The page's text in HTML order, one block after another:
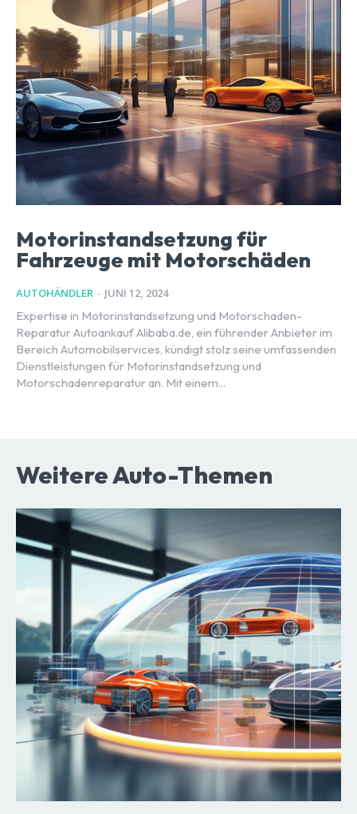
Motorinstandsetzung für
Fahrzeuge mit Motorschäden
AUTOHÄNDLER - JUNI 12, 2024
Expertise in Motorinstandsetzung und Motorschaden-
Reparatur Autoankauf Alibaba.de, ein führender Anbieter im
Bereich Automobilservices, kündigt stolz seine umfassenden
Dienstleistungen für Motorinstandsetzung und
Motorschadenreparatur an. Mit einem...
Weitere Auto-Themen